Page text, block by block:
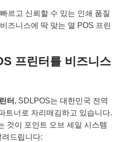
르고 신뢰할 수 있는 인쇄 품질
즈니스에 딱 맞는 열 POS 프린
프린터를 비즈니스
터 , SDLPOS는 대한민국 전역
트너로 자리매김하고 있습니다.
것이 포인트 오브 세일 시스템
드립니다: